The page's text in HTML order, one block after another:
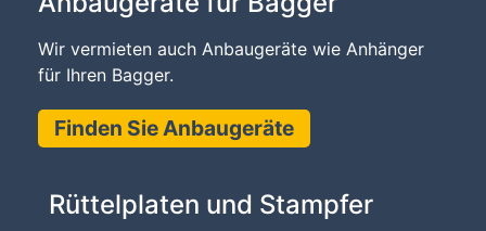
Wir vermieten auch Anbaugeräte wie Anhänger
für Ihren Bagger.
Finden Sie Anbaugeräte
Rüttelplaten und Stampfer